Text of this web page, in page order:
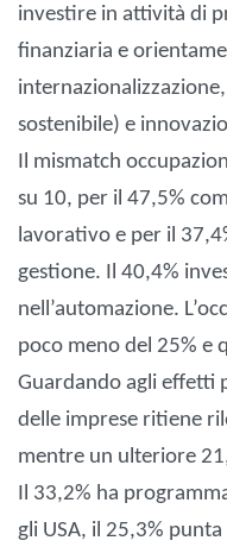
investire in attività di
finanziaria e
sostenibile) e
Il mismatch
su 10, per il 47,5%
lavorativo e per il
gestione. Il 40,4%
nell’automazione.
poco meno del 25% e
Guardando agli effetti
delle imprese ritiene
mentre un ulteriore
Il 33,2% ha
gli USA, il 25,3%